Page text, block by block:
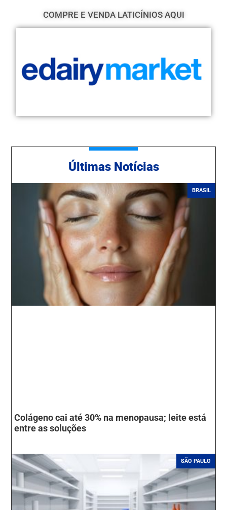
COMPRE E VENDA LATICÍNIOS AQUI
Ú ltimas Notícias
BRASIL
Colágeno cai até 30% na menopausa; leite está
entre as soluções
SÃO PAULO